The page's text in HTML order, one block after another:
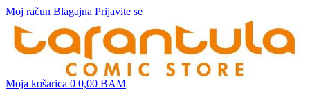
Moj račun Blagajna Prijavite se
Moja košarica 0 0,00 BAM